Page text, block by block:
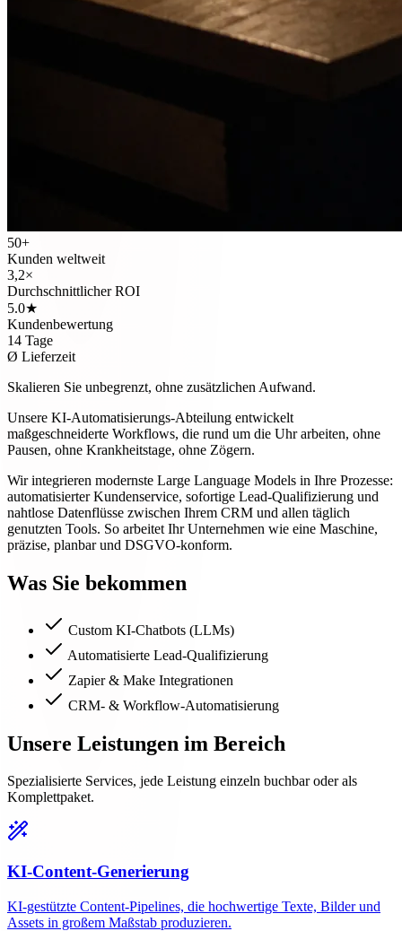
50+
Kunden weltweit
3,2×
Durchschnittlicher ROI
5.0★
Kundenbewertung
14 Tage
Ø Lieferzeit
Skalieren Sie unbegrenzt, ohne zusätzlichen Aufwand.
Unsere KI-Automatisierungs-Abteilung entwickelt
maßgeschneiderte Workflows, die rund um die Uhr arbeiten, ohne
Pausen, ohne Krankheitstage, ohne Zögern.
Wir integrieren modernste Large Language Models in Ihre Prozesse:
automatisierter Kundenservice, sofortige Lead-Qualifizierung und
nahtlose Datenflüsse zwischen Ihrem CRM und allen täglich
genutzten Tools. So arbeitet Ihr Unternehmen wie eine Maschine,
präzise, planbar und DSGVO-konform.
Was Sie bekommen
Custom KI-Chatbots (LLMs)
Automatisierte Lead-Qualifizierung
Zapier & Make Integrationen
CRM- & Workflow-Automatisierung
Unsere Leistungen im Bereich
Spezialisierte Services, jede Leistung einzeln buchbar oder als
Komplettpaket.
KI-Content-Generierung
KI-gestützte Content-Pipelines, die hochwertige Texte, Bilder und
Assets in großem Maßstab produzieren.